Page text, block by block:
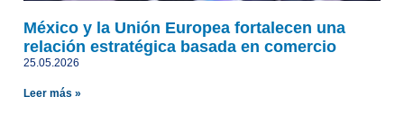
México y la Unión Europea fortalecen una
relación estratégica basada en comercio
25.05.2026
Leer más »